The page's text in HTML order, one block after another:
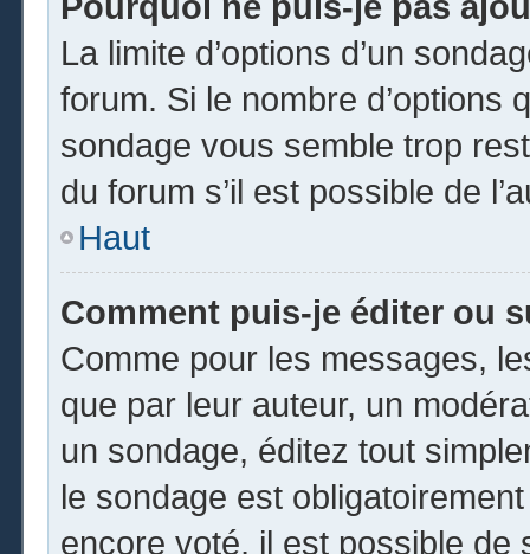
La limite d’options d’un
forum. Si le nombre d’options
sondage vous semble trop
du forum s’il est possible de
Haut
Comment puis-je éditer ou
Comme pour les messages,
que par leur auteur, un
un sondage, éditez tout
le sondage est
encore voté, il est possible de